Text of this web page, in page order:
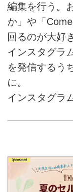
編集を行う。
か」や「
回るのが大好
インスタグラ
を発信するう
に。
インスタグラ